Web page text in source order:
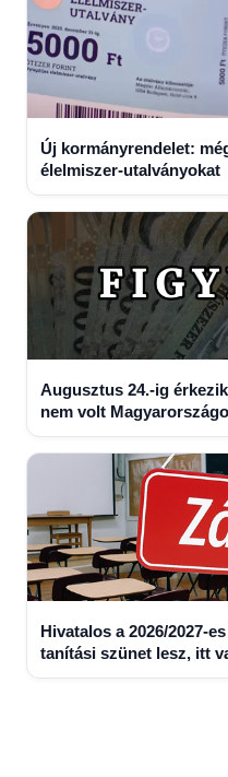
Új kormányrendelet:
élelmiszer-utalványokat
Augusztus 24.-ig
nem volt
Hivatalos a 2026/2027-
tanítási szünet lesz, itt